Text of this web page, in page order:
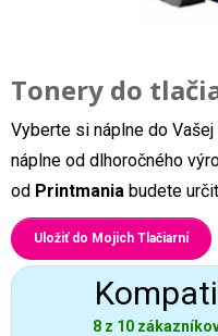
Tonery do
Vyberte si náplne do
náplne od dlhoročného
od Printmania budete
Uložiť do Mojich Tlačiarní
8 z 10